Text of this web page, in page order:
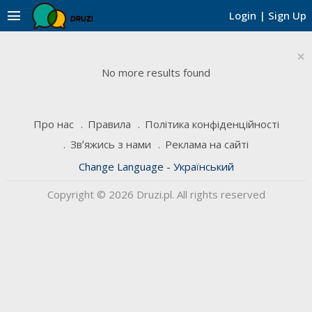
Login | Sign Up
menu
×
No more results found
Про нас Правила
Політика конфіденційності
Звʼяжись з нами
Реклама на сайті
Change Language - Український
Copyright © 2026 Druzi.pl. All rights reserved